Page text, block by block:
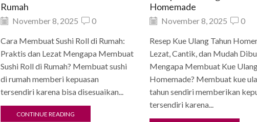
Rumah
November 8, 2025 0
Cara Membuat Sushi Roll di Rumah:
Praktis dan Lezat Mengapa Membuat
Sushi Roll di Rumah? Membuat sushi
di rumah memberi kepuasan
tersendiri karena bisa disesuaikan...
CONTINUE READING
Homemade
November 8, 2025 0
Resep Kue Ulang Tahun
Lezat, Cantik, dan Mudah
Mengapa Membuat Kue
Homemade? Membuat kue
tahun sendiri memberikan
tersendiri karena...